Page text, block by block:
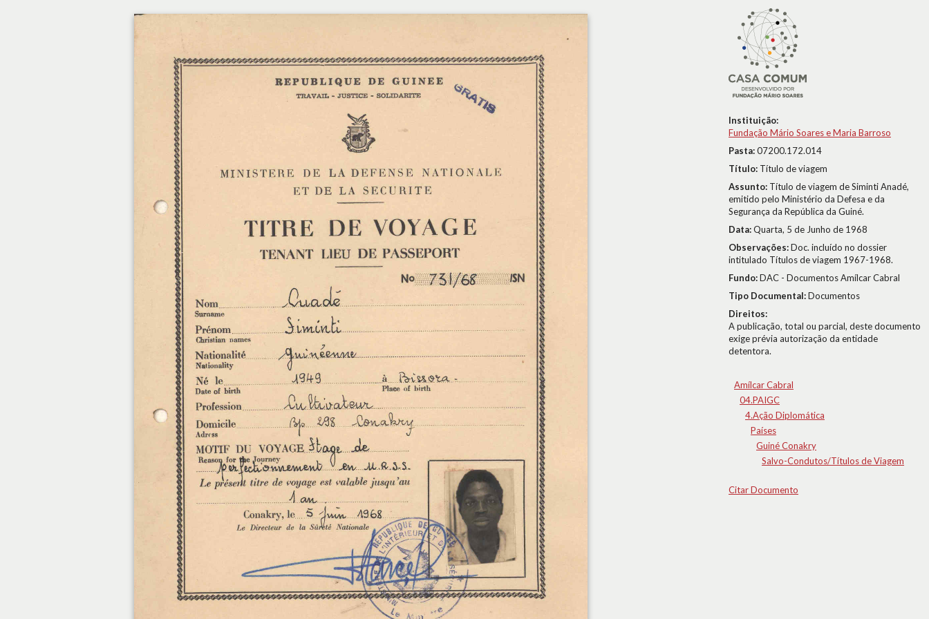
Instituição:
Fundação Mário Soares e Maria Barroso
Pasta:07200.172.014
Título: Título de viagem
Assunto: Título de viagem de Siminti Anadé,
emitido pelo Ministério da Defesa e da
Segurança da República da Guiné.
Data:Quarta, 5 de Junho de 1968
Observações:Doc. incluído no dossier
intitulado Títulos de viagem 1967-1968.
Fundo:DAC - Documentos Amílcar Cabral
Tipo Documental:Documentos
Direitos:
A publicação, total ou parcial, deste documento
exige prévia autorização da entidade
detentora.
Amílcar Cabral
04.PAIGC
4.Ação Diplomática
Países
Guiné Conakry
Salvo-Condutos/Títulos de Viagem
Citar Documento